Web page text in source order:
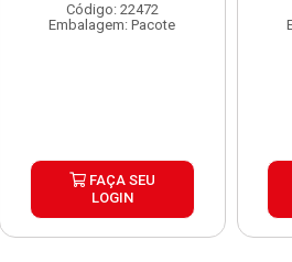
Código: 22472
Embalagem: Pacote
FAÇA SEU
LOGIN